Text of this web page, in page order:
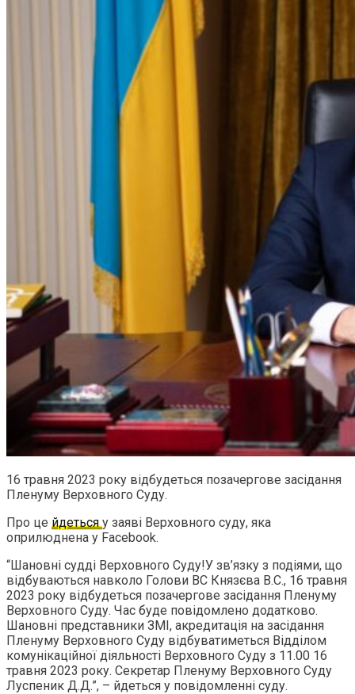
16 травня 2023 року відбудеться позачергове засідання
Пленуму Верховного Суду.
Про це йдетьсяу заяві Верховного суду, яка
оприлюднена у Facebook.
“Шановні судді Верховного Суду!У зв’язку з подіями, що
відбуваються навколо Голови ВС Князєва В.С., 16 травня
2023 року відбудеться позачергове засідання Пленуму
Верховного Суду. Час буде повідомлено додатково.
Шановні представники ЗМІ, акредитація на засідання
Пленуму Верховного Суду відбуватиметься Відділом
комунікаційної діяльності Верховного Суду з 11.00 16
травня 2023 року. Секретар Пленуму Верховного Суду
Луспеник Д.Д.”, – йдеться у повідомленні суду.